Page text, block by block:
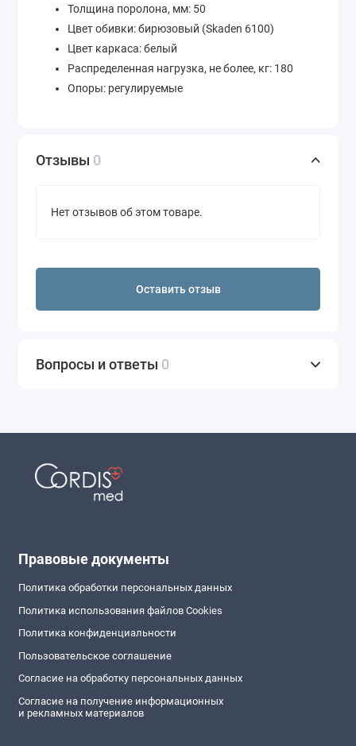
Толщина поролона, мм: 50
Цвет обивки: бирюзовый (Skaden 6100)
Цвет каркаса: белый
Распределенная нагрузка, не более, кг: 180
Опоры: регулируемые
Отзывы 0
Нет отзывов об этом товаре.
Оставить отзыв
Вопросы и ответы 0
Правовые документы
Политика обработки персональных данных
Политика использования файлов Cookies
Политика конфиденциальности
Пользовательское соглашение
Согласие на обработку персональных данных
Согласие на получение информационных
и рекламных материалов